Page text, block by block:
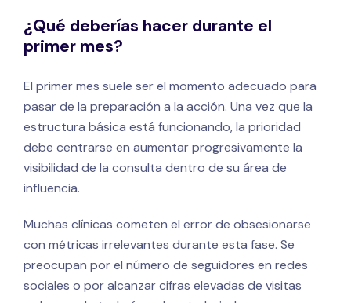
¿Qué deberías hacer durante el
primer mes?
El primer mes suele ser el momento adecuado para
pasar de la preparación a la acción. Una vez que la
estructura básica está funcionando, la prioridad
debe centrarse en aumentar progresivamente la
visibilidad de la consulta dentro de su área de
influencia.
Muchas clínicas cometen el error de obsesionarse
con métricas irrelevantes durante esta fase. Se
preocupan por el número de seguidores en redes
sociales o por alcanzar cifras elevadas de visitas